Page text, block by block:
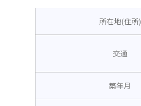
所在地(住所)
交通
築年月